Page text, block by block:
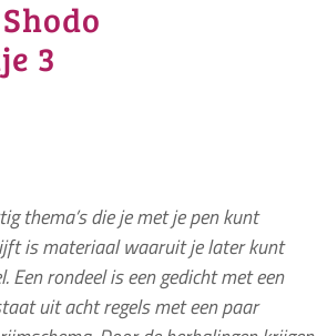
3
thema’s die je met je pen kunt
is materiaal waaruit je later kunt
rondeel is een gedicht met een
uit acht regels met een paar